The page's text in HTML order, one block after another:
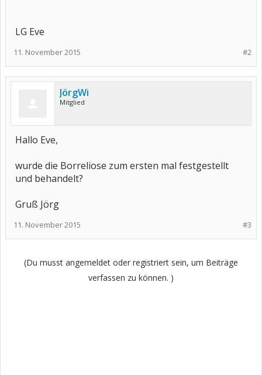
LG Eve
#2
11. November 2015
JörgWi
Mitglied
Hallo Eve,
wurde die Borreliose zum ersten mal festgestellt
und behandelt?
Gruß Jörg
#3
11. November 2015
(Du musst angemeldet oder registriert sein, um Beiträge
verfassen zu können. )